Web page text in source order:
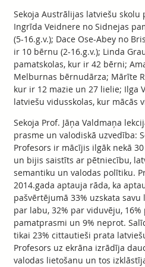
Sekoja Austrālijas latviešu skolu
Ingrīda Veidnere no Sidnejas
(5-16.g.v.); Dace Ose-Abey no
ir 10 bērnu (2-16.g.v.); Linda
pamatskolas, kur ir 42 bērni;
Melburnas bērnudārza; Mārīte
kur ir 12 mazie un 27 lielie; Ilga
latviešu vidusskolas, kur mācās
Sekoja Prof. Jāņa Valdmaņa
prasme un valodiskā uzvedība:
Profesors ir mācījis ilgāk nekā
un bijis saistīts ar pētniecību,
semantiku un valodas polītiku.
2014.gada aptauja rāda, ka
pašvērtējumā 33% uzskata
par labu, 32% par viduvēju,
pamatprasmi un 9% neprot.
tikai 23% cittautieši prata
Profesors uz ekrāna izrādīja
valodas lietošanu un tos